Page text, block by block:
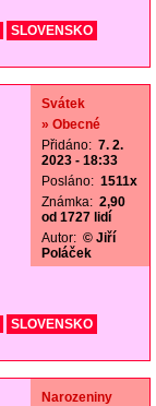
SLOVENSKO
Svátek
» Obecné
Přidáno: 7. 2.
2023 - 18:33
Posláno: 1511x
Známka: 2,90
od 1727 lidí
Autor: © Jiří
Poláček
SLOVENSKO
Narozeniny